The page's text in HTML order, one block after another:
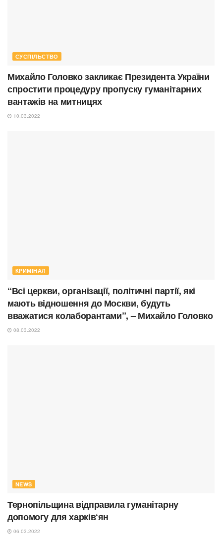
СУСПІЛЬСТВО
Михайло Головко закликає Президента України
спростити процедуру пропуску гуманітарних
вантажів на митницях
10.03.2022
КРИМІНАЛ
“Всі церкви, організації, політичні партії, які
мають відношення до Москви, будуть
вважатися колаборантами”, – Михайло Головко
08.03.2022
NEWS
Тернопільщина відправила гуманітарну
допомогу для харків‘ян
06.03.2022